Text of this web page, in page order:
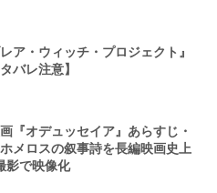
ア・ウィッチ・プロジェクト』
バレ注意】
『オデュッセイア』あらすじ・
メロスの叙事詩を長編映画史上
影で映像化